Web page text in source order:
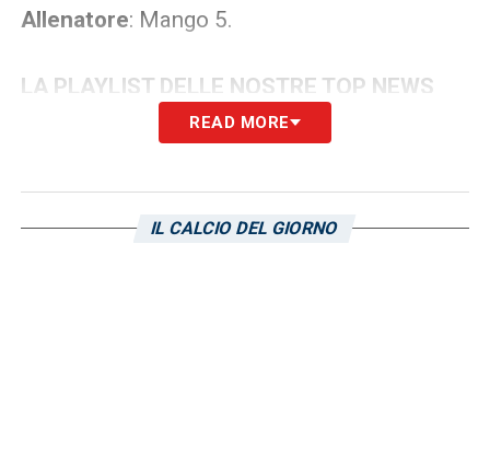
Allenatore: Mango 5.
LA PLAYLIST DELLE NOSTRE TOP NEWS
READ MORE
IL CALCIO DEL GIORNO